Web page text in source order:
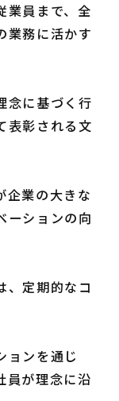
業員まで、全
業務に活かす
念に基づく行
表彰される文
企業の大きな
ーションの向
、定期的なコ
ョンを通じ
員が理念に沿